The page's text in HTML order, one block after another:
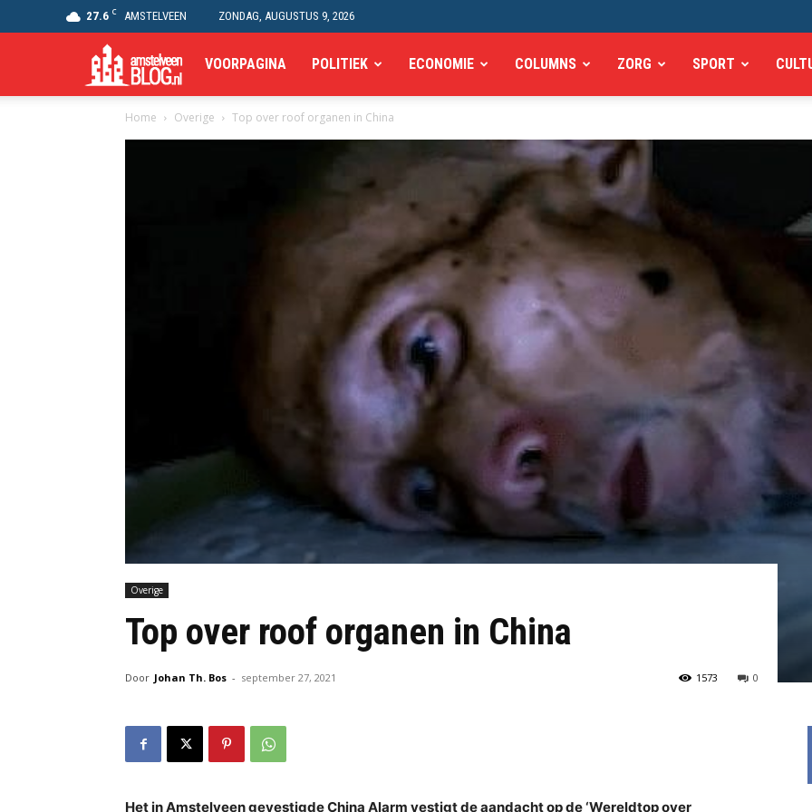
27.6 C AMSTELVEEN ZONDAG, AUGUSTUS 9, 2026
Amstelveen
Blog
VOORPAGINA POLITIEK ECONOMIE COLUMNS ZORG SPORT
Home Overige Top over roof organen in China
Overige
Top over roof organen in China
Door Johan Th. Bos - september 27, 2021 0
1573
Het in Amstelveen gevestigde China Alarm vestigt de aandacht op de ‘Wereldtop over